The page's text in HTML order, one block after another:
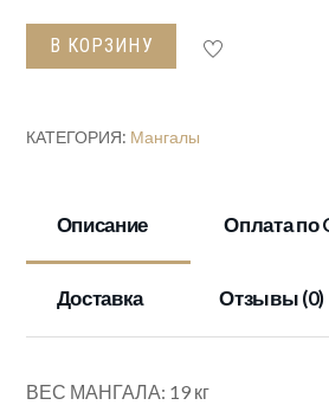
Мангал
"Дипломат"
без
В КОРЗИНУ
КАТЕГОРИЯ: Мангалы
Описание Оплата по
Доставка Отзывы (0)
ВЕС МАНГАЛА: 19 кг